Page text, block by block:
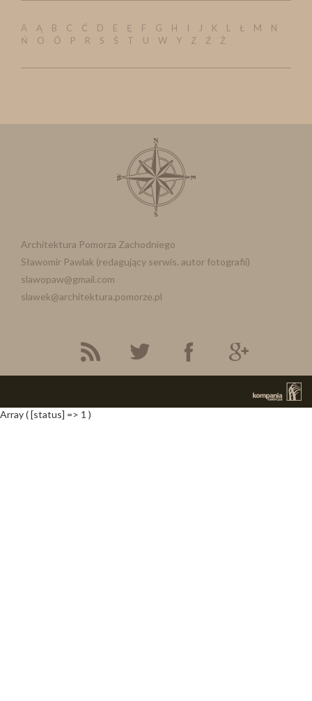
A Ą B C Ć D E Ę F G H I J K L Ł M N
Ń O Ó P R S Ś T U W Y Z Ź Ż
Architektura Pomorza Zachodniego
Sławomir Pawlak (redagujący serwis. autor fotografii)
slawopaw@gmail.com
slawek@architektura.pomorze.pl
Array ( [status] => 1 )